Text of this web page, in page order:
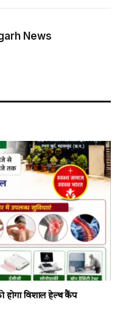
News
होगा विशाल हेल्थ कैंप